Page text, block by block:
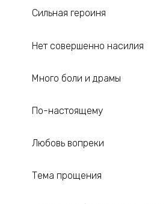
Сильная героиня
Нет совершенно насилия
Много боли и драмы
По-настоящему
Любовь вопреки
Тема прощения